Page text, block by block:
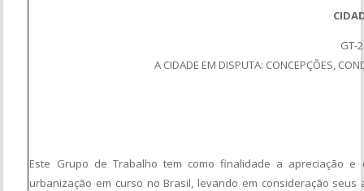
GT-
A CIDADE EM DISPUTA: CONCEPÇÕES,
Este Grupo de Trabalho tem como finalidade a apreciação
urbanização em curso no Brasil, levando em consideração